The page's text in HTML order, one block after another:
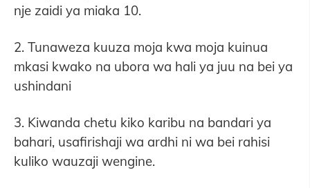
nje zaidi ya miaka 10.
2. Tunaweza kuuza moja kwa moja kuinua
mkasi kwako na ubora wa hali ya juu na bei ya
ushindani
3. Kiwanda chetu kiko karibu na bandari ya
bahari, usafirishaji wa ardhi ni wa bei rahisi
kuliko wauzaji wengine.